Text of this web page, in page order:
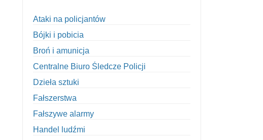
Ataki na policjantów
Bójki i pobicia
Broń i amunicja
Centralne Biuro Śledcze Policji
Dzieła sztuki
Fałszerstwa
Fałszywe alarmy
Handel ludźmi